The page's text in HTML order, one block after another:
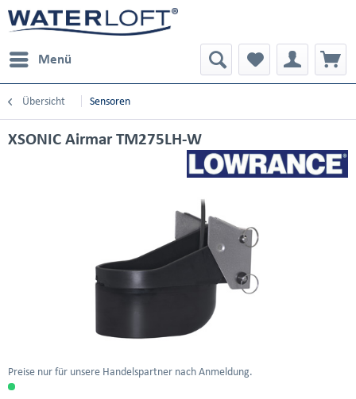
Menü
Übersicht Sensoren
XSONIC Airmar TM275LH-W
Preise nur für unsere Handelspartner nach Anmeldung.